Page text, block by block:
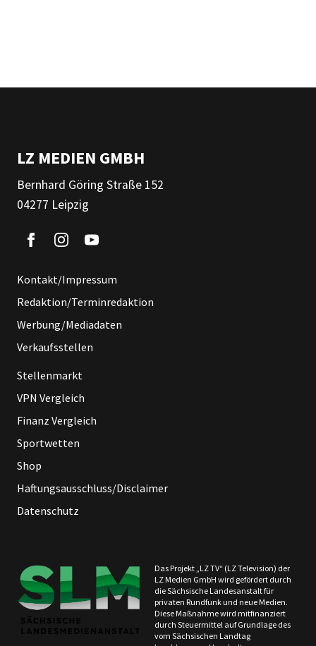
LZ MEDIEN GMBH
Bernhard Göring Straße 152
04277 Leipzig
Kontakt/Impressum
Redaktion/Terminredaktion
Werbung/Mediadaten
Verkaufsstellen
Stellenmarkt
VPN Vergleich
Finanz Vergleich
Sportwetten
Shop
Haftungsausschluss/Disclaimer
Datenschutz
Das Projekt „LZ TV“ (LZ Television) der
LZ Medien GmbH wird gefördert durch
die Sächsische Landesanstalt für
privaten Rundfunk und neue Medien.
Diese Maßnahme wird mitfinanziert
durch Steuermittel auf Grundlage des
vom Sächsischen Landtag